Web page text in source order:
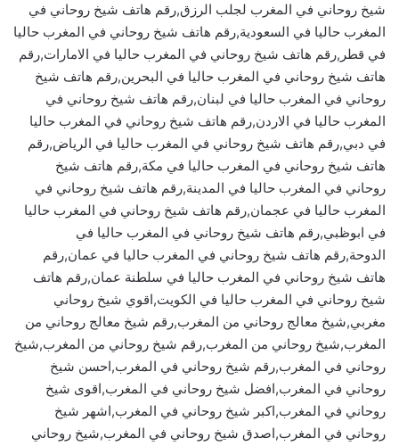
شيخ روحاني في المغرب لجلب الرزق,رقم هاتف شيخ روحاني في
المغرب حاليا في السعودية,رقم هاتف شيخ روحاني في المغرب حاليا
في قطر,رقم هاتف شيخ روحاني في المغرب حاليا في الامارات,رقم
هاتف شيخ روحاني في المغرب حاليا في البحرين,رقم هاتف شيخ
روحاني في المغرب حاليا في لبنان,رقم هاتف شيخ روحاني في
المغرب حاليا في الاردن,رقم هاتف شيخ روحاني في المغرب حاليا
في دبي,رقم هاتف شيخ روحاني في المغرب حاليا في الرياض,رقم
هاتف شيخ روحاني في المغرب حاليا في مكة,رقم هاتف شيخ
روحاني في المغرب حاليا في المدينة,رقم هاتف شيخ روحاني في
المغرب حاليا في عجمان,رقم هاتف شيخ روحاني في المغرب حاليا
في ابوظبي,رقم هاتف شيخ روحاني في المغرب حاليا في
الدوحة,رقم هاتف شيخ روحاني في المغرب حاليا في عمان,رقم
هاتف شيخ روحاني في المغرب حاليا في سلطنة عمان,رقم هاتف
شيخ روحاني في المغرب حاليا في الكويت,اقوي شيخ روحاني
مغربي,شيخ معالج روحاني من المغرب,رقم شيخ معالج روحاني من
المغرب,شيخ روحاني من المغرب,رقم شيخ روحاني من المغرب,شيخ
روحاني في المغرب,رقم شيخ روحاني في المغرب,احسن شيخ
روحاني في المغرب,افضل شيخ روحاني في المغرب,اقوى شيخ
روحاني في المغرب,اكبر شيخ روحاني في المغرب,اشهر شيخ
روحاني في المغرب,اصدق شيخ روحاني في المغرب,شيخ روحاني